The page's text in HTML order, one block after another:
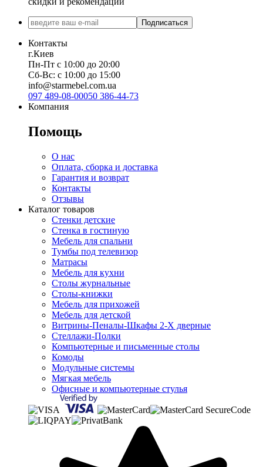
Подписаться
Контакты
г.Киев
Пн-Пт с 10:00 до 20:00
Сб-Вс: с 10:00 до 15:00
info@starmebel.com.ua
097 489-08-00050 386-44-73
Компания
Помощь
О нас
Оплата, сборка и доставка
Гарантия и возврат
Контакты
Отзывы
Каталог товаров
Стенки детские
Стенка в гостиную
Мебель для спальни
Тумбы под телевизор
Матрасы
Мебель для кухни
Столы журнальные
Столы-книжки
Мебель для прихожей
Мебель для детской
Витрины-Пеналы-Шкафы 2-Х дверные
Стеллажи-Полки
Компьютерные и письменные столы
Комоды
Модульные системы
Мягкая мебель
Офисные и компьютерные стулья